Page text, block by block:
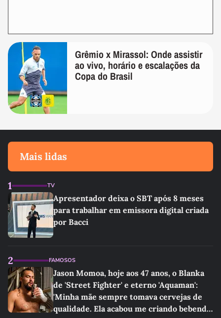
Grêmio x Mirassol: Onde assistir
ao vivo, horário e escalações da
Copa do Brasil
Mais lidas
1 TV
Apresentador deixa o SBT após 8 meses
para trabalhar em emissora digital criada
por Bacci
2 FAMOSOS
Jason Momoa, hoje aos 47 anos, o Blanka
de 'Street Fighter' e eterno 'Aquaman':
'Minha mãe sempre tomava cervejas de
qualidade. Ela acabou me criando bebendo